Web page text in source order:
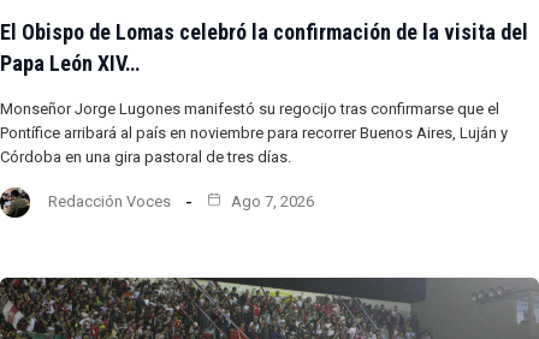
El Obispo de Lomas celebró la confirmación de la visita del
Papa León XIV…
Monseñor Jorge Lugones manifestó su regocijo tras confirmarse que el
Pontífice arribará al país en noviembre para recorrer Buenos Aires, Luján y
Córdoba en una gira pastoral de tres días.
Redacción Voces Ago 7, 2026